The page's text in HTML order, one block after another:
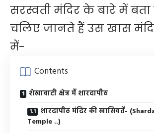
सरस्वती मंदिर के बारे में बता
चलिए जानते हैं उस खास
में-
Contents
शेखावाटी क्षेत्र में शारदापीठ
शारदापीठ मंदिर की खासियतें-
Temple ..)